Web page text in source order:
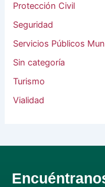
Protección Civil
Seguridad
Servicios Públicos
Sin categoría
Turismo
Vialidad